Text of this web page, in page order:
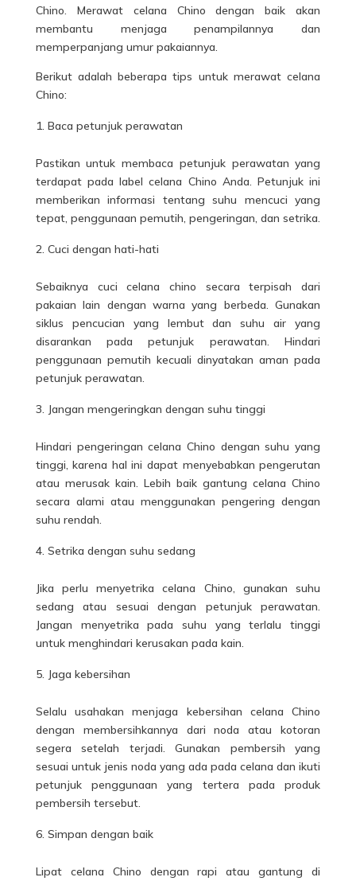
Chino. Merawat celana Chino dengan baik akan
membantu menjaga penampilannya dan
memperpanjang umur pakaiannya.
Berikut adalah beberapa tips untuk merawat celana
Chino:
Baca petunjuk perawatan
Pastikan untuk membaca petunjuk perawatan yang
terdapat pada labelcelana Chino Anda. Petunjuk ini
memberikan informasi tentang suhu mencuci yang
tepat, penggunaan pemutih, pengeringan, dan setrika.
Cuci dengan hati-hati
Sebaiknya cuci celana chino secara terpisah dari
pakaian lain dengan warna yang berbeda. Gunakan
siklus pencucian yang lembut dan suhu air yang
disarankan pada petunjuk perawatan. Hindari
penggunaan pemutih kecuali dinyatakan aman pada
petunjuk perawatan.
Jangan mengeringkan dengan suhu tinggi
Hindari pengeringan celana Chino dengan suhu yang
tinggi, karena hal ini dapat menyebabkan pengerutan
atau merusak kain. Lebih baik gantung celana Chino
secara alami atau menggunakan pengering dengan
suhu rendah.
Setrika dengan suhu sedang
Jika perlu menyetrika celana Chino, gunakan suhu
sedang atau sesuai dengan petunjuk perawatan.
Jangan menyetrika pada suhu yang terlalu tinggi
untuk menghindari kerusakan pada kain.
Jaga kebersihan
Selalu usahakan menjaga kebersihan celana Chino
dengan membersihkannya dari noda atau kotoran
segera setelah terjadi. Gunakan pembersih yang
sesuai untuk jenis noda yang ada pada celana dan ikuti
petunjuk penggunaan yang tertera pada produk
pembersih tersebut.
Simpan dengan baik
Lipat celana Chino dengan rapi atau gantung di